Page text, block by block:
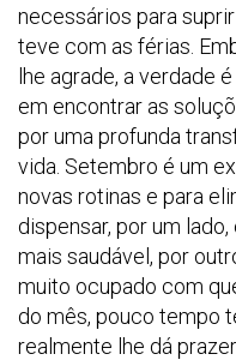
necessários para
teve com as férias.
lhe agrade, a verdade
em encontrar as
por uma profunda
vida. Setembro é um
novas rotinas e para
dispensar, por um
mais saudável, por
muito ocupado com
do mês, pouco tempo
realmente lhe dá